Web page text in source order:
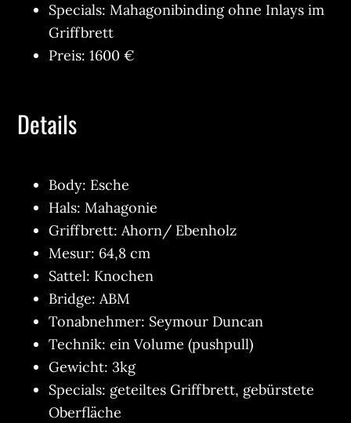
Specials: Mahagonibinding ohne Inlays im
Griffbrett
Preis: 1600 €
Details
Body: Esche
Hals: Mahagonie
Griffbrett: Ahorn/ Ebenholz
Mesur: 64,8 cm
Sattel: Knochen
Bridge: ABM
Tonabnehmer: Seymour Duncan
Technik: ein Volume (pushpull)
Gewicht: 3kg
Specials: geteiltes Griffbrett, gebürstete
Oberfläche